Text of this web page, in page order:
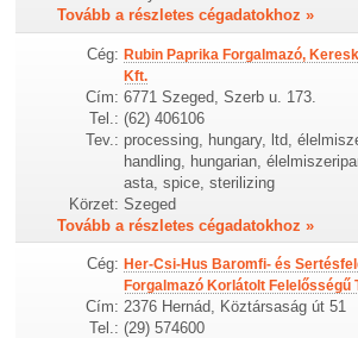
Tovább a részletes cégadatokhoz »
Cég: Rubin Paprika Forgalmazó,
Kft.
Cím: 6771 Szeged, Szerb u. 173.
Tel.: (62) 406106
Tev.: processing, hungary, ltd,
handling, hungarian,
asta, spice, sterilizing
Körzet: Szeged
Tovább a részletes cégadatokhoz »
Cég: Her-Csi-Hus Baromfi- és
Forgalmazó Korlátolt Felelősségű
Cím: 2376 Hernád, Köztársaság út 51
Tel.: (29) 574600